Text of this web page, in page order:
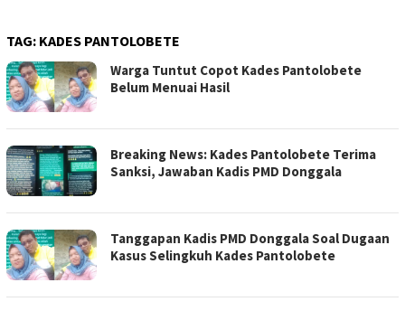
TAG: KADES PANTOLOBETE
Warga Tuntut Copot Kades Pantolobete
Belum Menuai Hasil
Breaking News: Kades Pantolobete Terima
Sanksi, Jawaban Kadis PMD Donggala
Tanggapan Kadis PMD Donggala Soal Dugaan
Kasus Selingkuh Kades Pantolobete